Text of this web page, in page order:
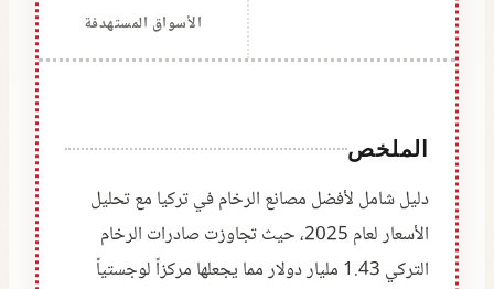
الأسواق المستهدفة
الملخص
دليل شامل لأفضل مصانع الرخام في تركيا مع تحليل
الأسعار لعام 2025، حيث تجاوزت صادرات الرخام
التركي 1.43 مليار دولار مما يجعلها مركزاً لوجستياً